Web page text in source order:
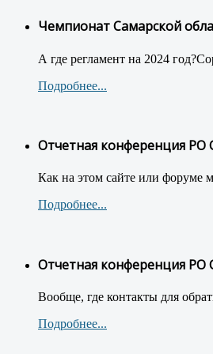
Чемпионат Самарской
А где регламент на 2024
Подробнее...
Отчетная конференция РО
Как на этом сайте или форуме
Подробнее...
Отчетная конференция РО
Вообще, где контакты для
Подробнее...